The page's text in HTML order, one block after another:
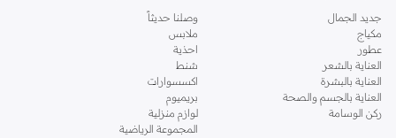
جديد الجمال
مكياج
عطور
العناية بالشعر
العناية بالبشرة
العناية بالجسم والصحة
ركن الوسامة
وصلنا حديثاً
ملابس
احذية
شنط
اكسسوارات
بريميوم
لوازم منزلية
المجموعة الرياضية